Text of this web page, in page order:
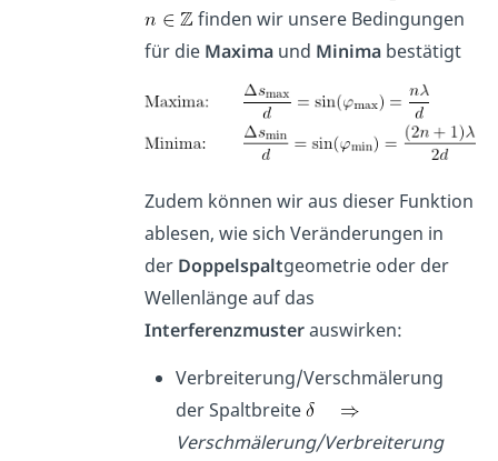
finden wir unsere Bedingungen
für die Maxima und Minima bestätigt
Zudem können wir aus dieser Funktion
ablesen, wie sich Veränderungen in
der Doppelspaltgeometrie oder der
Wellenlänge auf das
Interferenzmusterauswirken:
Verbreiterung/Verschmälerung
der Spaltbreite
Verschmälerung/Verbreiterung